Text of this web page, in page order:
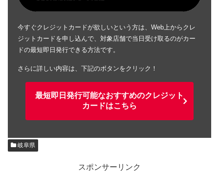
今すぐクレジットカードが欲しいという方は、Web上からクレ
ジットカードを申し込んで、対象店舗で当日受け取るのがカー
ドの最短即日発行できる方法です。
さらに詳しい内容は、下記のボタンをクリック！
最短即日発行可能なおすすめのクレジット
カードはこちら
岐阜県
スポンサーリンク